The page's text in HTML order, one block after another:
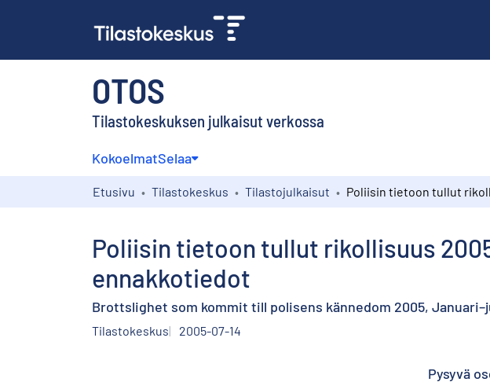
OTOS
Tilastokeskuksen julkaisut verkossa
KokoelmatSelaa
Etusivu Tilastokeskus Tilastojulkaisut
Poliisin tietoon tullut rikollisuus
ennakkotiedot
Brottslighet som kommit till polisens kännedom 2005,
Tilastokeskus 2005-07-14
Pysyvä